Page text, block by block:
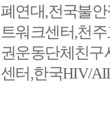
폐연대,전국불
트워크센터,천
권운동단체친구
센터,한국HIV/